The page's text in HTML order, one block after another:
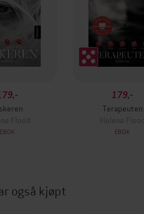
Flood
EBOK
179,-
Terapeuten
Helene Flood
EBOK
også kjøpt